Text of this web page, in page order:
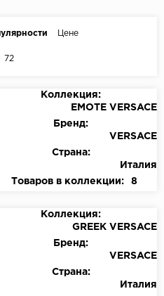
Цене
72
Коллекция:
EMOTE VERSACE
Бренд:
VERSACE
Страна:
Италия
Товаров в коллекции:
8
Коллекция:
GREEK VERSACE
Бренд:
VERSACE
Страна:
Италия